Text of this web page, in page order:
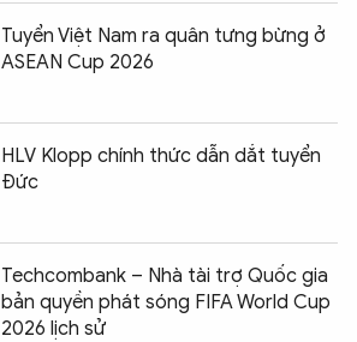
Tuyển Việt Nam ra quân tưng bừng ở
ASEAN Cup 2026
HLV Klopp chính thức dẫn dắt tuyển
Đức
Techcombank – Nhà tài trợ Quốc gia
bản quyền phát sóng FIFA World Cup
2026 lịch sử